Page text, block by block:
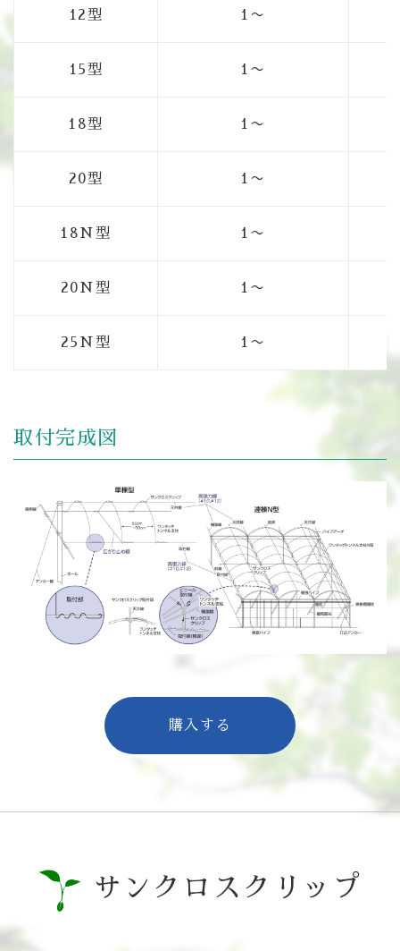
12型 1〜
15型 1〜
18型 1〜
20型 1〜
18N型 1〜
20N型 1〜
25N型 1〜
取付完成図
購入する
サンクロスクリップ